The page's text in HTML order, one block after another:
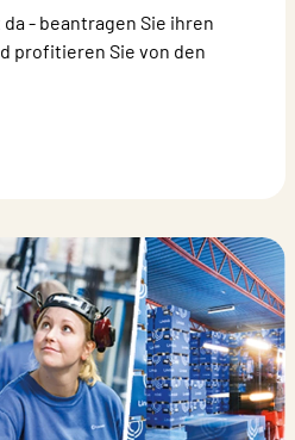
- beantragen Sie ihren
profitieren Sie von den